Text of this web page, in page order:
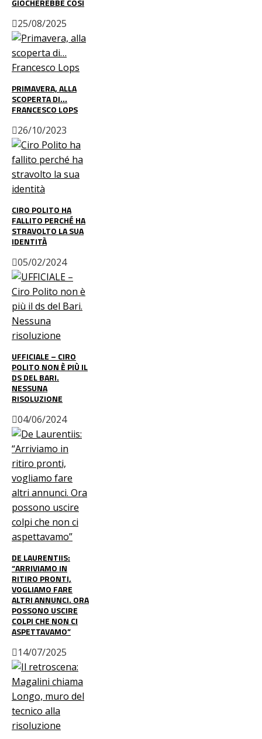
25/08/2025
PRIMAVERA, ALLA
SCOPERTA DI…
FRANCESCO LOPS
26/10/2023
CIRO POLITO HA
FALLITO PERCHÉ HA
STRAVOLTO LA SUA
IDENTITÀ
05/02/2024
UFFICIALE – CIRO
POLITO NON È PIÙ IL
DS DEL BARI.
NESSUNA
RISOLUZIONE
04/06/2024
DE LAURENTIIS:
“ARRIVIAMO IN
RITIRO PRONTI,
VOGLIAMO FARE
ALTRI ANNUNCI. ORA
POSSONO USCIRE
COLPI CHE NON CI
ASPETTAVAMO”
14/07/2025